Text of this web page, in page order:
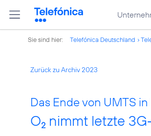
Sie sind hier: Telefónica Deutschland
Zurück zu Archiv 2023
Das Ende von UMTS
O2 nimmt letzte